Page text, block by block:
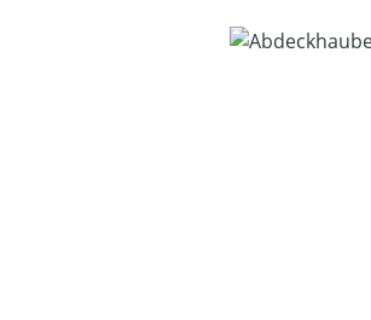
Bildergalerie überspringen